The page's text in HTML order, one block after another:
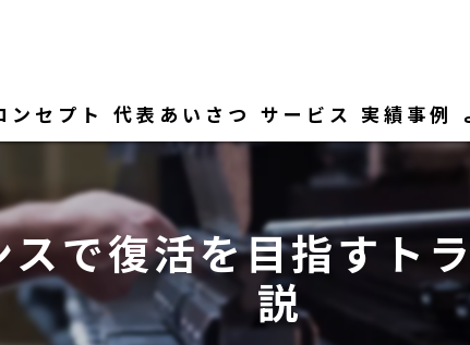
ンセプト 代表あいさつ サービス 実績事例
で復活を目指すト
説